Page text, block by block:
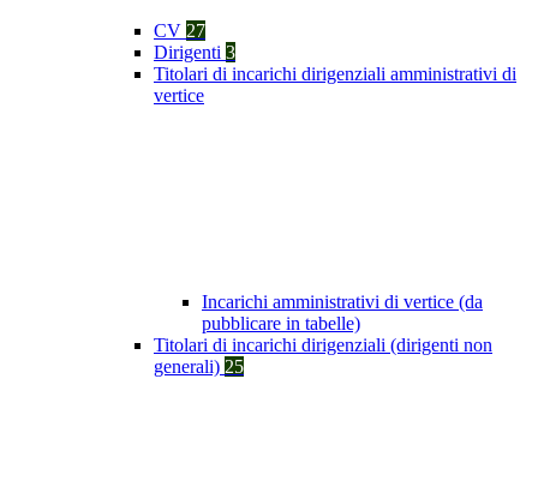
CV 27
Dirigenti 3
Titolari di incarichi dirigenziali amministrativi di
vertice
Incarichi amministrativi di vertice (da
pubblicare in tabelle)
Titolari di incarichi dirigenziali (dirigenti non
generali) 25